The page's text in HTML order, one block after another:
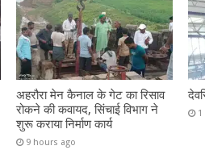
अहरौरा मेन कैनाल के गेट का रिसाव
रोकने की कवायद, सिंचाई विभाग ने
शुरू कराया निर्माण कार्य
9 hours ago
1